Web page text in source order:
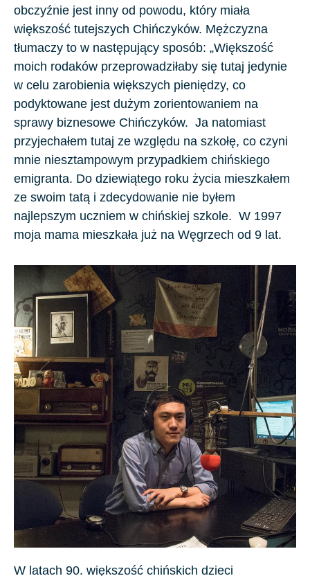
obczyźnie jest inny od powodu, który miała
większość tutejszych Chińczyków. Mężczyzna
tłumaczy to w następujący sposób: „Większość
moich rodaków przeprowadziłaby się tutaj jedynie
w celu zarobienia większych pieniędzy, co
podyktowane jest dużym zorientowaniem na
sprawy biznesowe Chińczyków. Ja natomiast
przyjechałem tutaj ze względu na szkołę, co czyni
mnie niesztampowym przypadkiem chińskiego
emigranta. Do dziewiątego roku życia mieszkałem
ze swoim tatą i zdecydowanie nie byłem
najlepszym uczniem w chińskiej szkole. W 1997
moja mama mieszkała już na Węgrzech od 9 lat.
W latach 90. większość chińskich dzieci